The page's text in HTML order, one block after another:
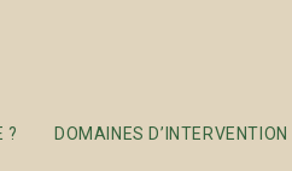
? DOMAINES D’INTERVENTION